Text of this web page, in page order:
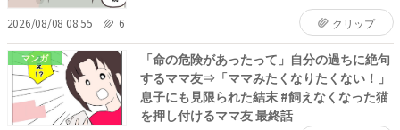
2026/08/08 08:55 6 クリップ
マンガ
「命の危険があったって」自分の過ちに絶句
するママ友⇒「ママみたくなりたくない！」
息子にも見限られた結末 #飼えなくなった猫
を押し付けるママ友 最終話